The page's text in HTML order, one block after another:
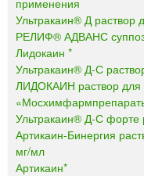
Ультракаин® Д раствор
РЕЛИФ® АДВАНС
Лидокаин *
Ультракаин® Д-С
ЛИДОКАИН раствор для
Ультракаин® Д-С форте
Артикаин-Бинергия
мг/мл
Артикаин*